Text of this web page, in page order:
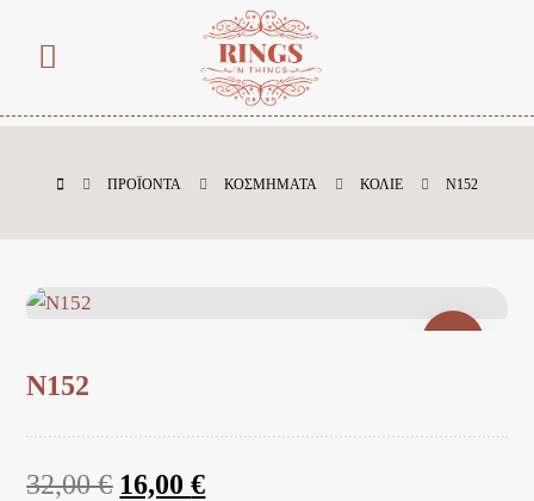
ΠΡΟΪΌΝΤΑ ΚΟΣΜΗΜΑΤΑ ΚΟΛΙΕ Ν152
Ν152
32,00€ 16,00€